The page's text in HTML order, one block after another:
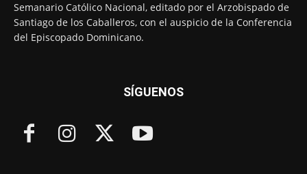
Semanario Católico Nacional, editado por el Arzobispado de
Santiago de los Caballeros, con el auspicio de la Conferencia
del Episcopado Dominicano.
SÍGUENOS